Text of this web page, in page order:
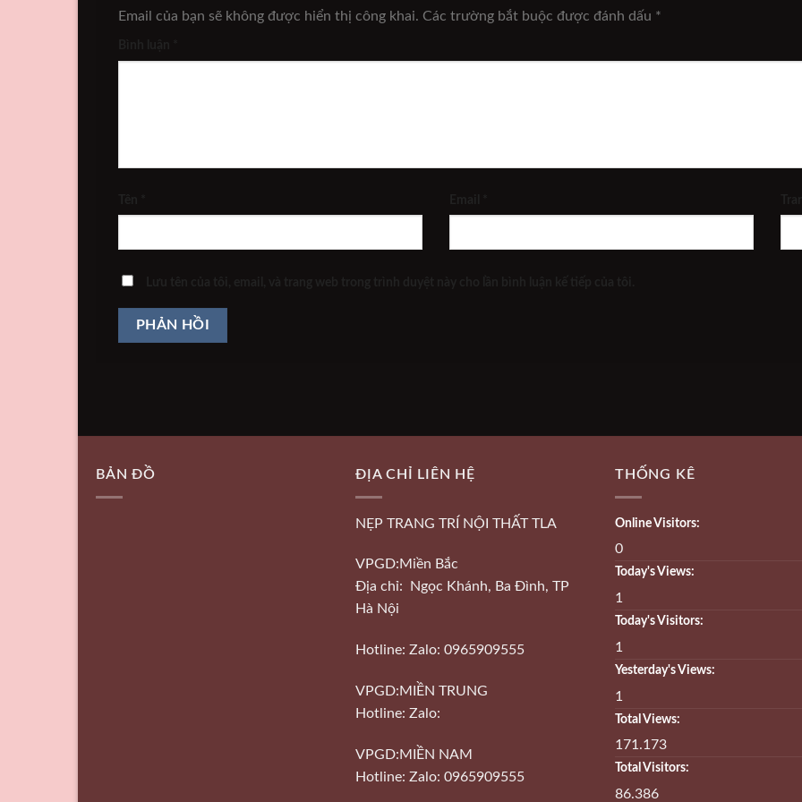
Email của bạn sẽ không được hiển thị công khai. Các trường bắt buộc được đánh dấu *
BẢN ĐỒ ĐỊA CHỈ LIÊN HỆ
NẸP TRANG TRÍ NỘI THẤT TLA
VPGD:Miền Bắc
Địa chỉ: Ngọc Khánh, Ba Đình, TP
Hà Nội
Hotline: Zalo: 0965909555
VPGD:MIỀN TRUNG
Hotline: Zalo:
VPGD:MIỀN NAM
Hotline: Zalo: 0965909555
THỐNG KÊ
Online Visitors:
0
Today's Views:
1
Today's Visitors:
1
Yesterday's Views:
1
Total Views:
171.173
Total Visitors:
86.386